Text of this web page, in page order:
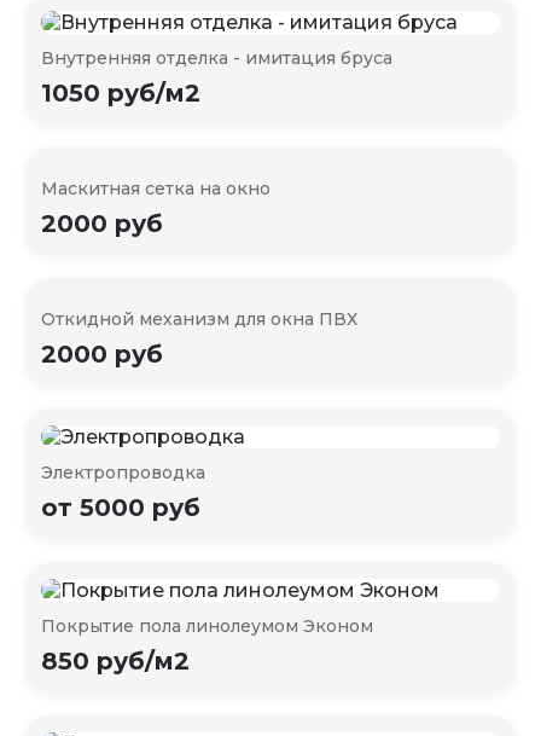
Внутренняя отделка - имитация бруса
1050 руб/м2
Маскитная сетка на окно
2000 руб
Откидной механизм для окна ПВХ
2000 руб
Электропроводка
от 5000 руб
Покрытие пола линолеумом Эконом
850 руб/м2